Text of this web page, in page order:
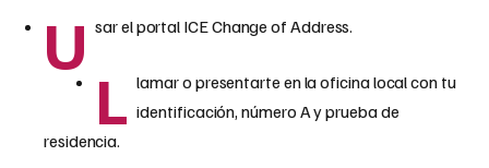
U sar el portal ICE Change of Address.
L lamar o presentarte en la oficina local con tu
identificación, número A y prueba de
residencia.